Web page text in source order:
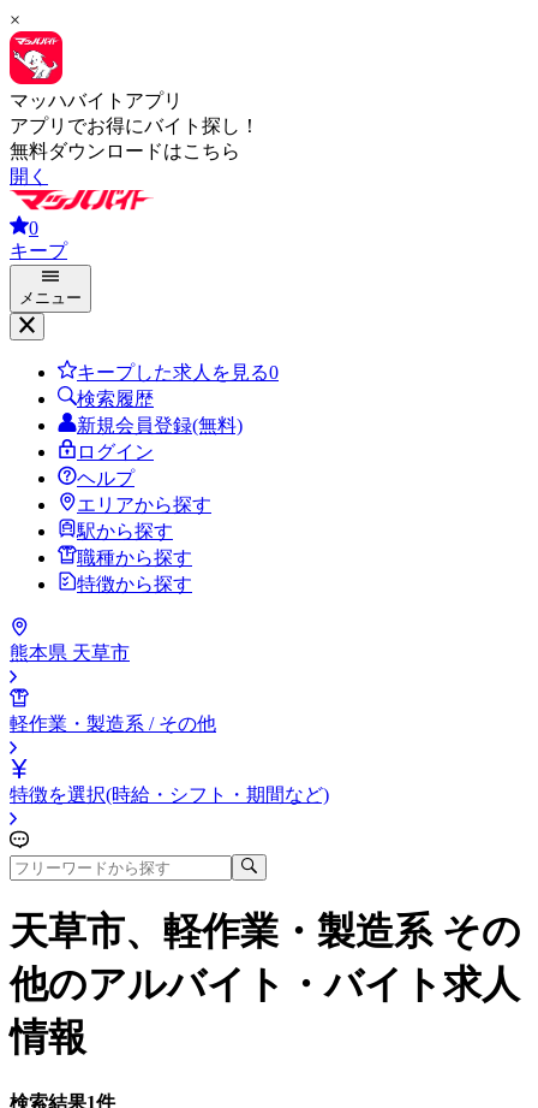
×
マッハバイトアプリ
アプリでお得にバイト探し！
無料ダウンロードはこちら
開く
0
キープ
メニュー
キープした求人を見る0
検索履歴
新規会員登録(無料)
ログイン
ヘルプ
エリアから探す
駅から探す
職種から探す
特徴から探す
熊本県 天草市
軽作業・製造系 / その他
特徴を選択(時給・シフト・期間など)
天草市、軽作業・製造系 その
他のアルバイト・バイト求人
情報
検索結果1件